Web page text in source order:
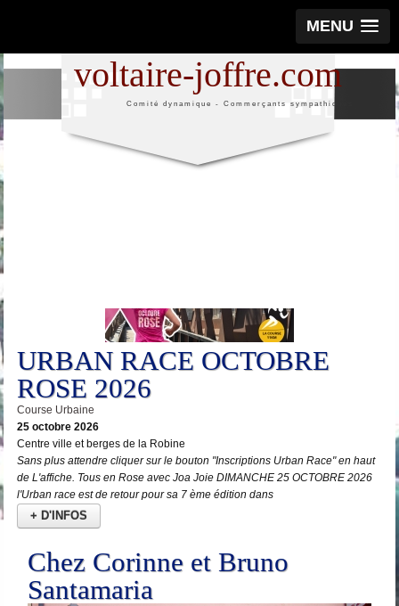
MENU
voltaire-joffre.com
Comité dynamique - Commerçants sympathiques
URBAN RACE OCTOBRE
ROSE 2026
Course Urbaine
25 octobre 2026
Centre ville et berges de la Robine
Sans plus attendre cliquer sur le bouton "Inscriptions Urban Race" en haut
de L'affiche. Tous en Rose avec Joa Joie DIMANCHE 25 OCTOBRE 2026
l'Urban race est de retour pour sa 7 ème édition dans
+ D'INFOS
Chez Corinne et Bruno
Santamaria